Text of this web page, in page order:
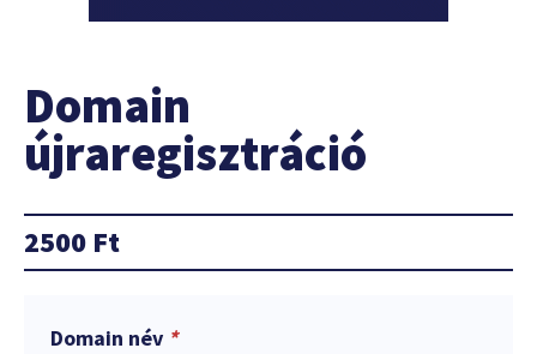
Domain
újraregisztráció
2500 Ft
Domain név *